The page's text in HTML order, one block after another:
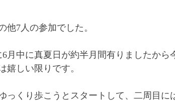
他7人の参加でした。
月中に真夏日が約半月間有りましたから
嬉しい限りです。
っくり歩こうとスタートして、二周目に